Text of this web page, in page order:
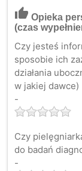
thumb_up Opieka
(czas
Czy jesteś
sposobie ich
działania
w jakiej dawce)
-
Czy
do badań
-